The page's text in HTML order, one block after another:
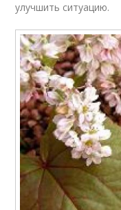
улучшить ситуацию.